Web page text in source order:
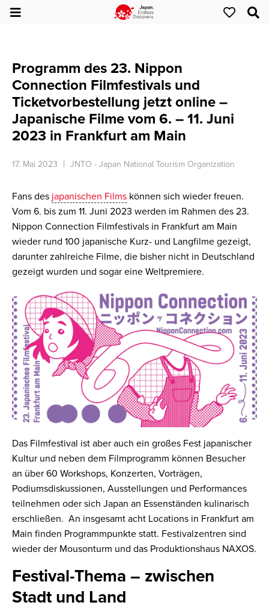
Programm des 23. Nippon
Connection Filmfestivals und
Ticketvorbestellung jetzt online –
Japanische Filme vom 6. – 11. Juni
2023 in Frankfurt am Main
17. Mai 2023 JNTO - Japan National Tourism Organization
Fans des japanischen Films können sich wieder freuen.
Vom 6. bis zum 11. Juni 2023 werden im Rahmen des 23.
Nippon Connection Filmfestivals in Frankfurt am Main
wieder rund 100 japanische Kurz- und Langfilme gezeigt,
darunter zahlreiche Filme, die bisher nicht in Deutschland
gezeigt wurden und sogar eine Weltpremiere.
Das Filmfestival ist aber auch ein großes Fest japanischer
Kultur und neben dem Filmprogramm können Besucher
an über 60 Workshops, Konzerten, Vorträgen,
Podiumsdiskussionen, Ausstellungen und Performances
teilnehmen oder sich Japan an Essenständen kulinarisch
erschließen. An insgesamt acht Locations in Frankfurt am
Main finden Programmpunkte statt. Festivalzentren sind
wieder der Mousonturm und das Produktionshaus NAXOS.
Festival-Thema – zwischen
Stadt und Land